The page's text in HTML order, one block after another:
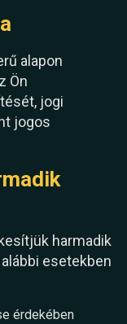
alapon
Ön
jogi
jogos
harmadik
esetekben
érdekében